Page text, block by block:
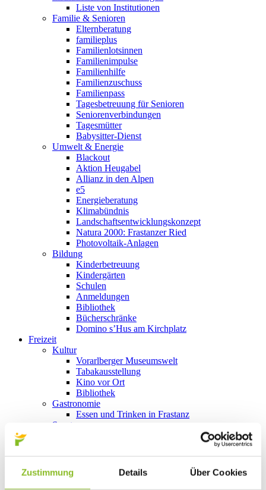
Zustimmung Details Über Cookies
Liste von Institutionen
Familie & Senioren
Elternberatung
familieplus
Familienlotsinnen
Familienimpulse
Familienhilfe
Familienzuschuss
Familienpass
Tagesbetreuung für Senioren
Seniorenverbindungen
Tagesmütter
Babysitter-Dienst
Umwelt & Energie
Blackout
Aktion Heugabel
Allianz in den Alpen
e5
Energieberatung
Klimabündnis
Landschaftsentwicklungskonzept
Natura 2000: Frastanzer Ried
Photovoltaik-Anlagen
Bildung
Kinderbetreuung
Kindergärten
Schulen
Anmeldungen
Bibliothek
Bücherschränke
Domino s’Hus am Kirchplatz
Freizeit
Kultur
Vorarlberger Museumswelt
Tabakausstellung
Kino vor Ort
Bibliothek
Gastronomie
Essen und Trinken in Frastanz
Sport
Wandern in Frastanz
Schilift Bazora
Spiel- und Sportstätten